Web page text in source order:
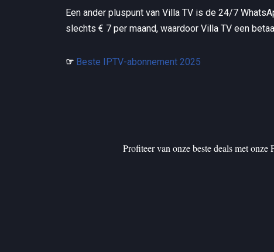
Een ander pluspunt van Villa TV is de 24/7
slechts € 7 per maand, waardoor Villa TV een
☞ Beste IPTV-abonnement 2025
Profiteer van onze beste deals met